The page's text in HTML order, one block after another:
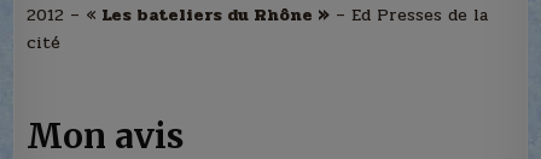
2012 – « Les bateliers du Rhône » – Ed Presses de la
cité
Mon avis